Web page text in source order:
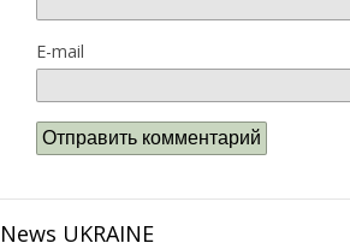
E-mail
News UKRAINE